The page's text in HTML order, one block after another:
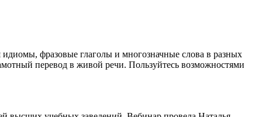
идиомы, фразовые глаголы и многозначные слова в разных
перевод в живой речи. Пользуйтесь возможностями